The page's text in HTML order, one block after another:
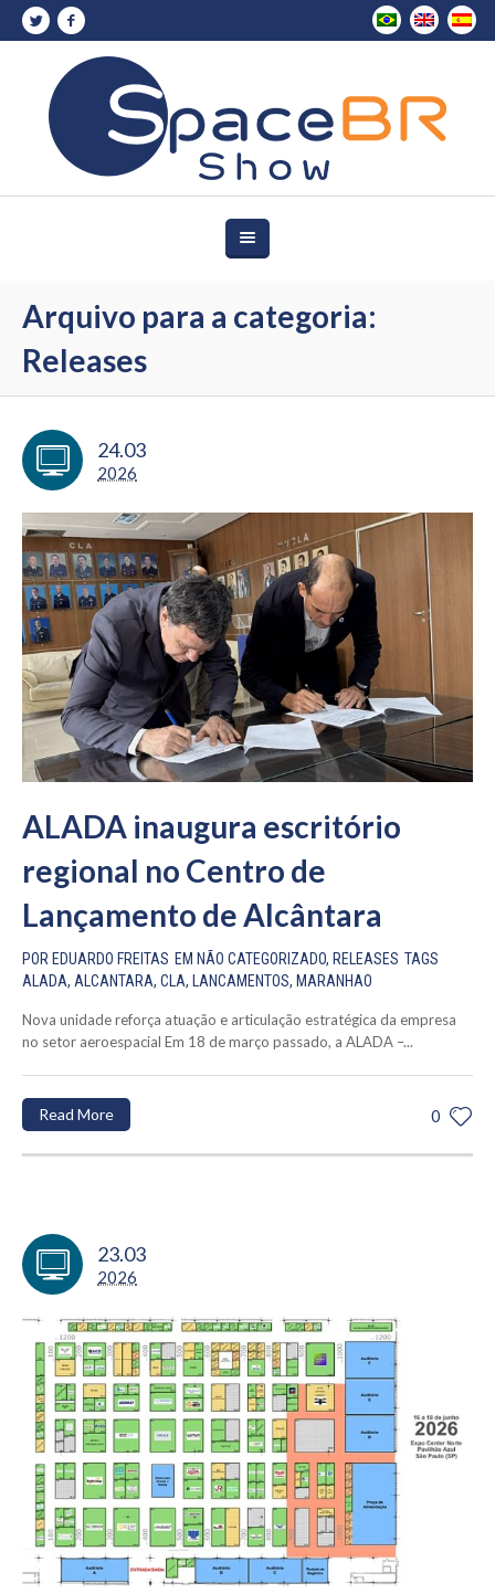
Arquivo para a categoria:
Releases
24.03
2026
ALADA inaugura escritório
regional no Centro de
Lançamento de Alcântara
POR EDUARDO FREITAS EM NÃO CATEGORIZADO, RELEASES TAGS
ALADA, ALCANTARA, CLA, LANCAMENTOS, MARANHAO
Nova unidade reforça atuação e articulação estratégica da empresa
no setor aeroespacial Em 18 de março passado, a ALADA –...
0
Read More
23.03
2026